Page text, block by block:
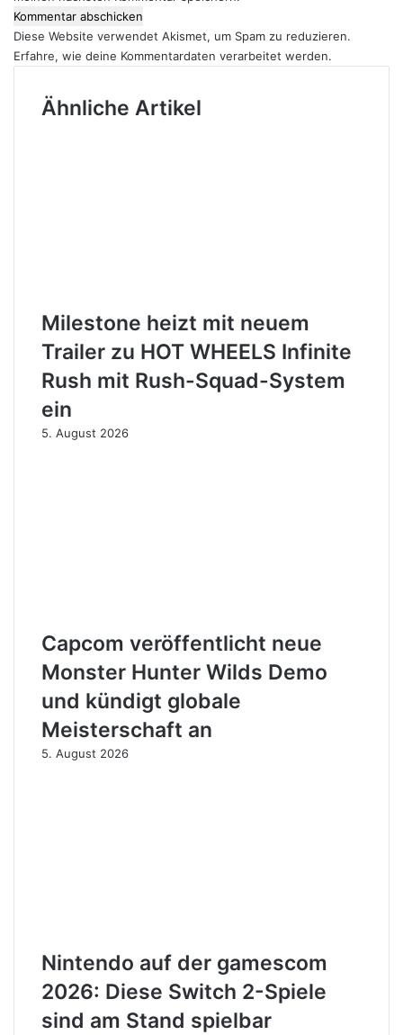
Diese Website verwendet Akismet, um Spam zu reduzieren.
Erfahre, wie deine Kommentardaten verarbeitet werden.
Ähnliche Artikel
Milestone heizt mit neuem
Trailer zu HOT WHEELS Infinite
Rush mit Rush-Squad-System
ein
5. August 2026
Capcom veröffentlicht neue
Monster Hunter Wilds Demo
und kündigt globale
Meisterschaft an
5. August 2026
Nintendo auf der gamescom
2026: Diese Switch 2-Spiele
sind am Stand spielbar